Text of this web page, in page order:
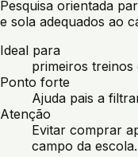
Pesquisa orientada
e sola adequados ao
Ideal para
primeiros
Ponto forte
Ajuda pais a
Atenção
Evitar comprar
campo da escola.